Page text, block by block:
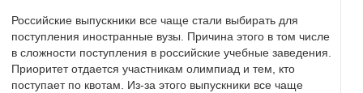
Российские выпускники все чаще стали выбирать для
поступления иностранные вузы. Причина этого в том числе
в сложности поступления в российские учебные заведения.
Приоритет отдается участникам олимпиад и тем, кто
поступает по квотам. Из-за этого выпускники все чаще